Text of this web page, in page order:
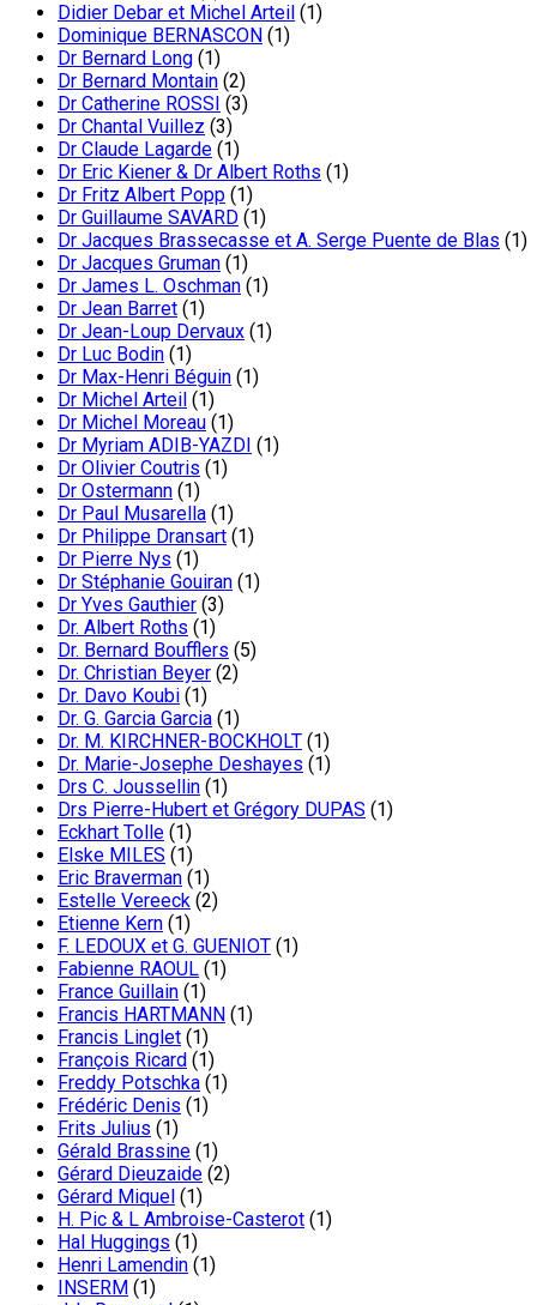
Didier Debar et Michel Arteil (1)
Dominique BERNASCON (1)
Dr Bernard Long (1)
Dr Bernard Montain (2)
Dr Catherine ROSSI (3)
Dr Chantal Vuillez (3)
Dr Claude Lagarde (1)
Dr Eric Kiener & Dr Albert Roths (1)
Dr Fritz Albert Popp (1)
Dr Guillaume SAVARD (1)
Dr Jacques Brassecasse et A. Serge Puente de Blas (1)
Dr Jacques Gruman (1)
Dr James L. Oschman (1)
Dr Jean Barret (1)
Dr Jean-Loup Dervaux (1)
Dr Luc Bodin (1)
Dr Max-Henri Béguin (1)
Dr Michel Arteil (1)
Dr Michel Moreau (1)
Dr Myriam ADIB-YAZDI (1)
Dr Olivier Coutris (1)
Dr Ostermann (1)
Dr Paul Musarella (1)
Dr Philippe Dransart (1)
Dr Pierre Nys (1)
Dr Stéphanie Gouiran (1)
Dr Yves Gauthier (3)
Dr. Albert Roths (1)
Dr. Bernard Boufflers (5)
Dr. Christian Beyer (2)
Dr. Davo Koubi (1)
Dr. G. Garcia Garcia (1)
Dr. M. KIRCHNER-BOCKHOLT (1)
Dr. Marie-Josephe Deshayes (1)
Drs C. Joussellin (1)
Drs Pierre-Hubert et Grégory DUPAS (1)
Eckhart Tolle (1)
Elske MILES (1)
Eric Braverman (1)
Estelle Vereeck (2)
Etienne Kern (1)
F. LEDOUX et G. GUENIOT (1)
Fabienne RAOUL (1)
France Guillain (1)
Francis HARTMANN (1)
Francis Linglet (1)
François Ricard (1)
Freddy Potschka (1)
Frédéric Denis (1)
Frits Julius (1)
Gérald Brassine (1)
Gérard Dieuzaide (2)
Gérard Miquel (1)
H. Pic & L Ambroise-Casterot (1)
Hal Huggings (1)
Henri Lamendin (1)
INSERM (1)